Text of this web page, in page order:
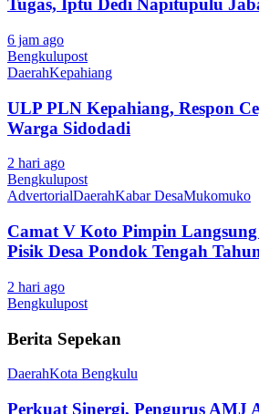
Tugas, Iptu Dedi Napitupulu
6 jam ago
Bengkulupost
DaerahKepahiang
ULP PLN Kepahiang, Respon
Warga Sidodadi
2 hari ago
Bengkulupost
AdvertorialDaerahKabar DesaMukomuko
Camat V Koto Pimpin
Pisik Desa Pondok Tengah
2 hari ago
Bengkulupost
Berita Sepekan
DaerahKota Bengkulu
Perkuat Sinergi, Pengurus AMJ